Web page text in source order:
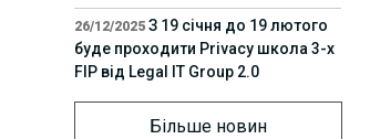
26/12/2025 З 19 січня до 19 лютого
буде проходити Privacy школа 3-х
FIP від Legal IT Group 2.0
12 грудня пройде
Більше новин